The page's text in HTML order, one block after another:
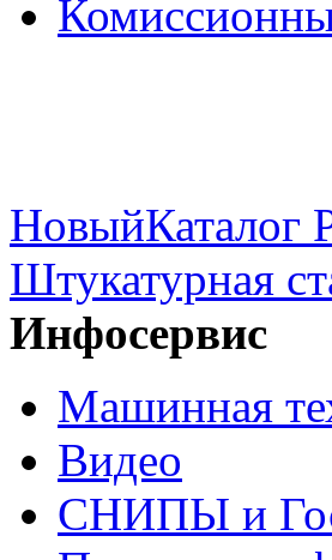
НовыйКаталог
Штукатурная
Инфосервис
Машинная
Видео
СНИПЫ и